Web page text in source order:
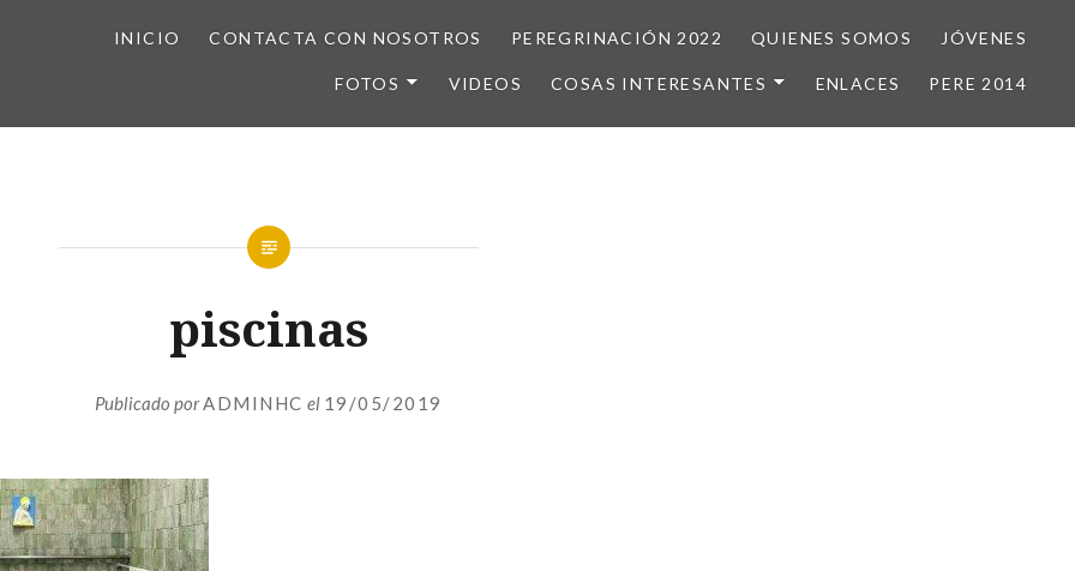
INICIO CONTACTA CON NOSOTROS PEREGRINACIÓN 2022 QUIENES SOMOS JÓVENES
FOTOS VIDEOS COSAS INTERESANTES ENLACES PERE 2014
piscinas
Publicado porADMINHC el 19/05/2019